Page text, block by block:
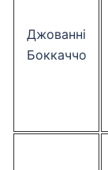
Джованні
Боккаччо